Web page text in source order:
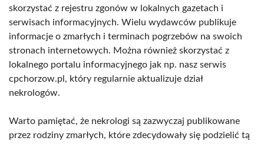
skorzystać z rejestru zgonów w lokalnych gazetach i
serwisach informacyjnych. Wielu wydawców publikuje
informacje o zmarłych i terminach pogrzebów na swoich
stronach internetowych. Można również skorzystać z
lokalnego portalu informacyjnego jak np. nasz serwis
cpchorzow.pl, który regularnie aktualizuje dział
nekrologów.
Warto pamiętać, że nekrologi są zazwyczaj publikowane
przez rodziny zmarłych, które zdecydowały się podzielić tą